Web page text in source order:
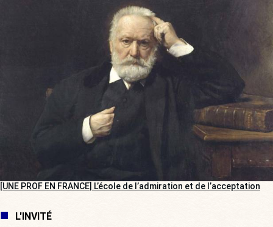
[UNE PROF EN FRANCE] L’école de l’admiration et de l’acceptation
L'INVITÉ